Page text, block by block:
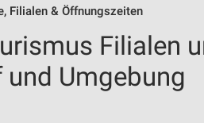
Filialen & Öffnungszeiten
Filialen
und Umgebung